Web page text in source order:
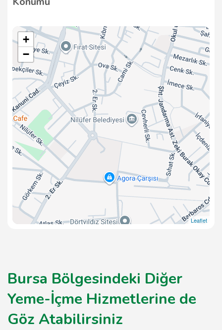
+
−
Leaflet
Bursa Bölgesindeki Diğer
Yeme-İçme Hizmetlerine de
Göz Atabilirsiniz